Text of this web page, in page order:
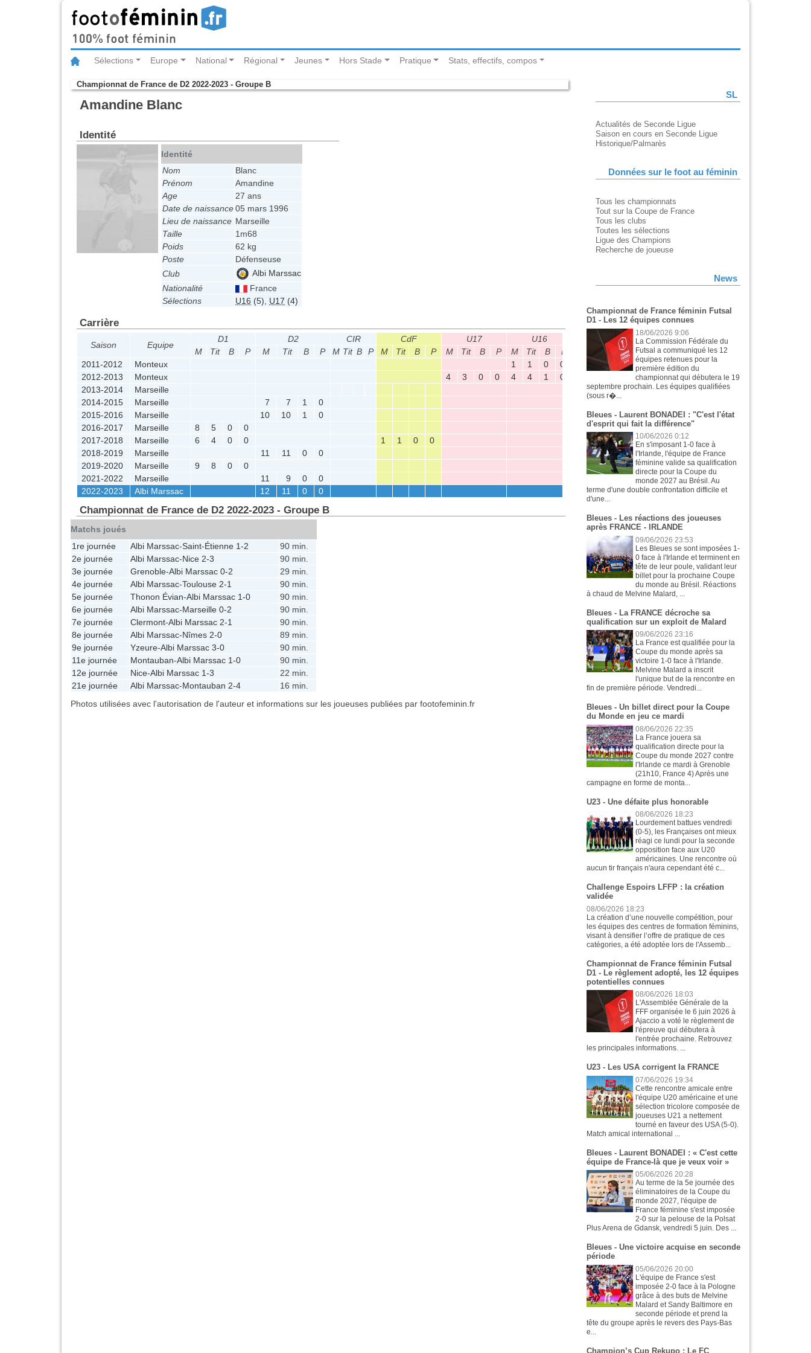
Sélections Europe National Régional Jeunes Hors Stade Pratique Stats, effectifs, compos
Championnat de France de D2 2022-2023 - Groupe B
Amandine Blanc
Identité
Identité
Nom
Blanc
Prénom
Amandine
Age
27 ans
Date de naissance05 mars 1996
Lieu de naissance Marseille
Taille
1m68
Poids
62 kg
Poste
Défenseuse
Club
Albi Marssac
Nationalité
France
Sélections
U16 (5), U17 (4)
Carrière
Saison Equipe
D1 D2 CIR CdF U17 U16
CNF U19
M
Tit B P M Tit B P M Tit B P M Tit B P M Tit B P M Tit B P Tit B
P
2011-2012
Monteux 1 1 0 0 15 6
0
2012-2013
Monteux 4 3 0 0 4 4 1 0
0
2013-2014
Marseille
2014-2015
Marseille 7 7 1
0
2015-2016
Marseille 10 10 1
0
2016-2017
Marseille 8 5 0
0
2017-2018
Marseille 6 4 0 0 1 1 0
0
2018-2019
Marseille 11 11 0
0
2019-2020
Marseille 9 8 0
0
2021-2022
Marseille 11 9 0
0
2022-2023
Albi Marssac 12 11 0 0
Championnat de France de D2 2022-2023 - Groupe B
Matchs joués
1re journée
Albi Marssac-Saint-Étienne 1-2
90 min.
2e journée
Albi Marssac-Nice 2-3
90 min.
3e journée
Grenoble-Albi Marssac 0-2
29 min.
4e journée
Albi Marssac-Toulouse 2-1
90 min.
5e journée
Thonon Évian-Albi Marssac 1-0
90 min.
6e journée
Albi Marssac-Marseille 0-2
90 min.
7e journée
Clermont-Albi Marssac 2-1
90 min.
8e journée
Albi Marssac-Nîmes 2-0
89 min.
9e journée
Yzeure-Albi Marssac 3-0
90 min.
11e journée
Montauban-Albi Marssac 1-0
90 min.
12e journée
Nice-Albi Marssac 1-3
22 min.
21e journée
Albi Marssac-Montauban 2-4
16 min.
Photos utilisées avec l'autorisation de l'auteur et informations sur les joueuses publiées par footofeminin.fr
SL
Actualités de Seconde Ligue
Saison en cours en Seconde Ligue
Historique/Palmarès
Données sur le foot au féminin
Tous les championnats
Tout sur la Coupe de France
Tous les clubs
Toutes les sélections
Ligue des Champions
Recherche de joueuse
News
Championnat de France féminin Futsal
D1 - Les 12 équipes connues
18/06/2026 9:06
La Commission Fédérale du
Futsal a communiqué les 12
équipes retenues pour la
première édition du
championnat qui débutera le 19
septembre prochain. Les équipes qualifiées
(sous r�...
Bleues - Laurent BONADEI : "C'est l'état
d'esprit qui fait la différence"
10/06/2026 0:12
En s'imposant 1-0 face à
l'Irlande, l'équipe de France
féminine valide sa qualification
directe pour la Coupe du
monde 2027 au Brésil. Au
terme d'une double confrontation difficile et
d'une...
Bleues - Les réactions des joueuses
après FRANCE - IRLANDE
09/06/2026 23:53
Les Bleues se sont imposées 1-
0 face à l'Irlande et terminent en
tête de leur poule, validant leur
billet pour la prochaine Coupe
du monde au Brésil. Réactions
à chaud de Melvine Malard, ...
Bleues - La FRANCE décroche sa
qualification sur un exploit de Malard
09/06/2026 23:16
La France est qualifiée pour la
Coupe du monde après sa
victoire 1-0 face à l'Irlande.
Melvine Malard a inscrit
l'unique but de la rencontre en
fin de première période. Vendredi...
Bleues - Un billet direct pour la Coupe
du Monde en jeu ce mardi
08/06/2026 22:35
La France jouera sa
qualification directe pour la
Coupe du monde 2027 contre
l'Irlande ce mardi à Grenoble
(21h10, France 4) Après une
campagne en forme de monta...
U23 - Une défaite plus honorable
08/06/2026 18:23
Lourdement battues vendredi
(0-5), les Françaises ont mieux
réagi ce lundi pour la seconde
opposition face aux U20
américaines. Une rencontre où
aucun tir français n'aura cependant été c...
Challenge Espoirs LFFP : la création
validée
08/06/2026 18:23
La création d’une nouvelle compétition, pour
les équipes des centres de formation féminins,
visant à densifier l’offre de pratique de ces
catégories, a été adoptée lors de l'Assemb...
Championnat de France féminin Futsal
D1 - Le règlement adopté, les 12 équipes
potentielles connues
08/06/2026 18:03
L'Assemblée Générale de la
FFF organisée le 6 juin 2026 à
Ajaccio a voté le règlement de
l'épreuve qui débutera à
l'entrée prochaine. Retrouvez
les principales informations. ...
U23 - Les USA corrigent la FRANCE
07/06/2026 19:34
Cette rencontre amicale entre
l'équipe U20 américaine et une
sélection tricolore composée de
joueuses U21 a nettement
tourné en faveur des USA (5-0).
Match amical international ...
Bleues - Laurent BONADEI : « C'est cette
équipe de France-là que je veux voir »
05/06/2026 20:28
Au terme de la 5e journée des
éliminatoires de la Coupe du
monde 2027, l'équipe de
France féminine s'est imposée
2-0 sur la pelouse de la Polsat
Plus Arena de Gdansk, vendredi 5 juin. Des ...
Bleues - Une victoire acquise en seconde
période
05/06/2026 20:00
L'équipe de France s'est
imposée 2-0 face à la Pologne
grâce à des buts de Melvine
Malard et Sandy Baltimore en
seconde période et prend la
tête du groupe après le revers des Pays-Bas
e...
Champion’s Cup Rekupo : Le FC